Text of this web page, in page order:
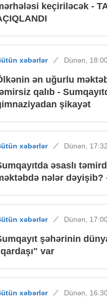
keçiriləcək -
xəbərlər Dünən,
ən uğurlu
qalıb -
şikayət
xəbərlər Dünən, 17:32
əsaslı
nələr dəyişib?
xəbərlər Dünən,
şəhərinin
var
xəbərlər Dünən,